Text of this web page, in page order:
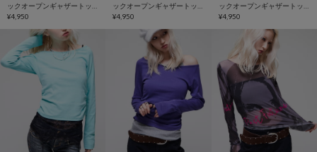
ックオープンギャザートッ
プス
¥4,950
ックオープンギャザートッ
プス
¥4,950
ックオープンギャザートッ
プス
¥4,950